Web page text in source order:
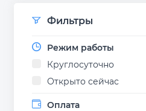
Фильтры
Режим работы
Круглосуточно
Открыто сейчас
Оплата